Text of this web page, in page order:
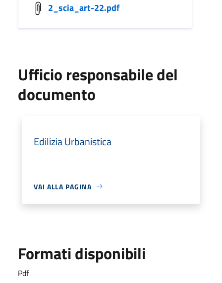
2_scia_art-22.pdf
Ufficio responsabile del
documento
Edilizia Urbanistica
VAI ALLA PAGINA
Formati disponibili
Pdf